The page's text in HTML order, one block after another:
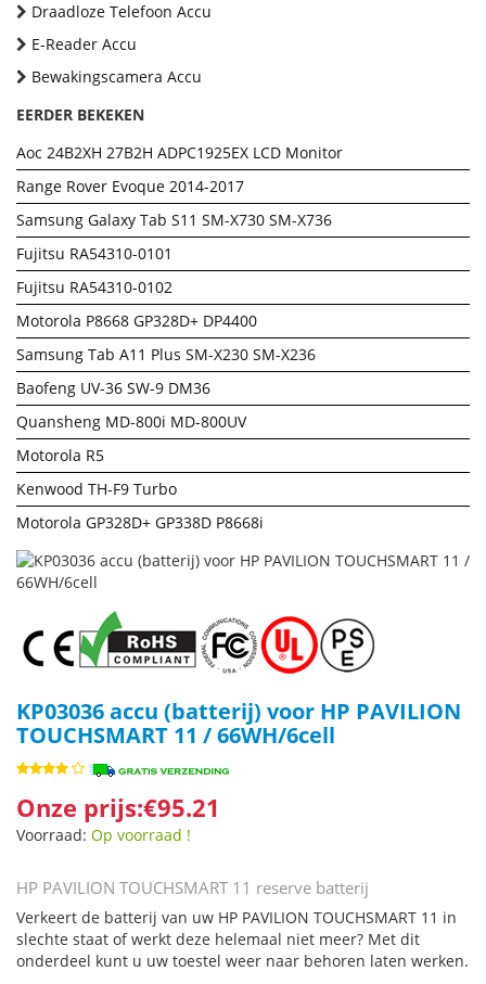
Draadloze Telefoon Accu
E-Reader Accu
Bewakingscamera Accu
EERDER BEKEKEN
Aoc 24B2XH 27B2H ADPC1925EX LCD Monitor
Range Rover Evoque 2014-2017
Samsung Galaxy Tab S11 SM-X730 SM-X736
Fujitsu RA54310-0101
Fujitsu RA54310-0102
Motorola P8668 GP328D+ DP4400
Samsung Tab A11 Plus SM-X230 SM-X236
Baofeng UV-36 SW-9 DM36
Quansheng MD-800i MD-800UV
Motorola R5
Kenwood TH-F9 Turbo
Motorola GP328D+ GP338D P8668i
KP03036 accu (batterij) voor HP PAVILION
TOUCHSMART 11 / 66WH/6cell
Onze prijs:€95.21
Voorraad: Op voorraad !
HP PAVILION TOUCHSMART 11 reserve batterij
Verkeert de batterij van uw HP PAVILION TOUCHSMART 11 in
slechte staat of werkt deze helemaal niet meer? Met dit
onderdeel kunt u uw toestel weer naar behoren laten werken.